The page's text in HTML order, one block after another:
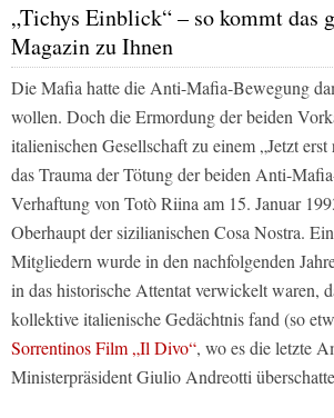
„Tichys Einblick“ – so kommt das
Magazin zu Ihnen
Die Mafia hatte die Anti-Mafia-Bewegung
wollen. Doch die Ermordung der beiden
italienischen Gesellschaft zu einem „Jetzt
das Trauma der Tötung der beiden Anti-
Verhaftung von Totò Riina am 15. Januar
Oberhaupt der sizilianischen Cosa Nostra.
Mitgliedern wurde in den nachfolgenden
in das historische Attentat verwickelt waren,
kollektive italienische Gedächtnis fand (so
Sorrentinos Film „Il Divo“, wo es die letzte
Ministerpräsident Giulio Andreotti